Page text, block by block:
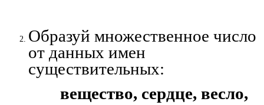
Образуй множественное число
от данных имен
существительных:
вещество, сердце, весло,